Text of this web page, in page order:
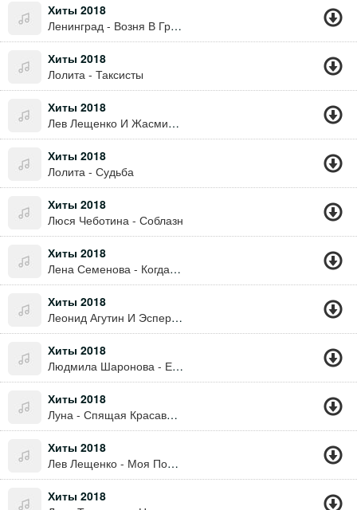
Хиты 2018
Ленинград - Возня В Грязи
Хиты 2018
Лолита - Таксисты
Хиты 2018
Лев Лещенко И Жасмин - Счастье
Хиты 2018
Лолита - Судьба
Хиты 2018
Люся Чеботина - Соблазн
Хиты 2018
Лена Семенова - Когда Женщина Любит
Хиты 2018
Леонид Агутин И Эсперанто - Кончится Лето (В.цой)
Хиты 2018
Людмила Шаронова - Если Любить
Хиты 2018
Луна - Спящая Красавица
Хиты 2018
Лев Лещенко - Моя Последняя Любовь
Хиты 2018